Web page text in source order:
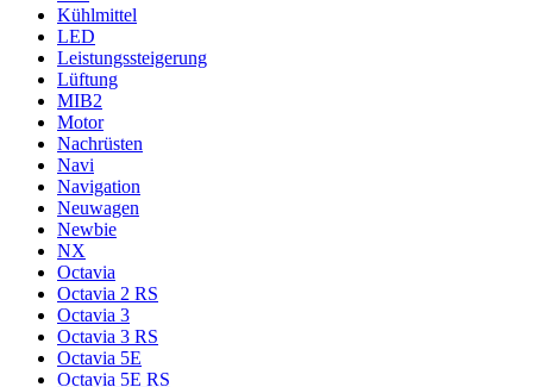
Kühlmittel
LED
Leistungssteigerung
Lüftung
MIB2
Motor
Nachrüsten
Navi
Navigation
Neuwagen
Newbie
NX
Octavia
Octavia 2 RS
Octavia 3
Octavia 3 RS
Octavia 5E
Octavia 5E RS